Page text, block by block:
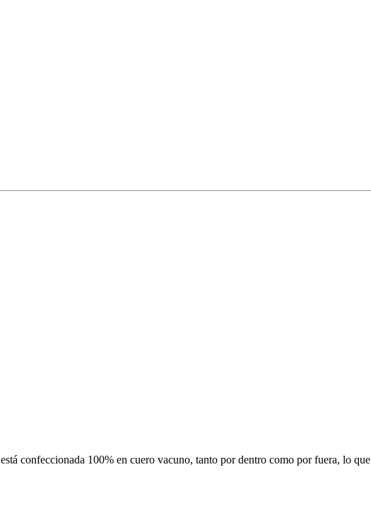
está confeccionada 100% en cuero vacuno, tanto por dentro como por fuera, lo